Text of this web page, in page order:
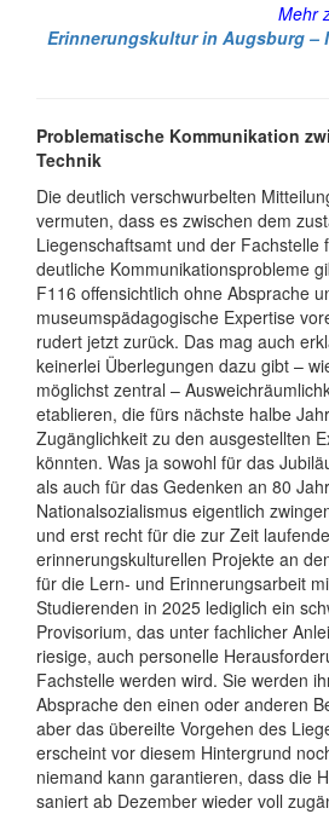
Mehr
Erinnerungskultur in Augsburg –
Problematische Kommunikation
Technik
Die deutlich verschwurbelten
vermuten, dass es zwischen dem
Liegenschaftsamt und der Fachstelle
deutliche Kommunikationsprobleme
F116 offensichtlich ohne Absprache
museumspädagogische Expertise
rudert jetzt zurück. Das mag auch
keinerlei Überlegungen dazu gibt –
möglichst zentral –
etablieren, die fürs nächste halbe
Zugänglichkeit zu den ausgestellten
könnten. Was ja sowohl für das
als auch für das Gedenken an 80
Nationalsozialismus eigentlich
und erst recht für die zur Zeit
erinnerungskulturellen Projekte an
für die Lern- und Erinnerungsarbeit
Studierenden in 2025 lediglich ein
Provisorium, das unter fachlicher
riesige, auch personelle
Fachstelle werden wird. Sie werden
Absprache den einen oder anderen
aber das übereilte Vorgehen des
erscheint vor diesem Hintergrund
niemand kann garantieren, dass die
saniert ab Dezember wieder voll